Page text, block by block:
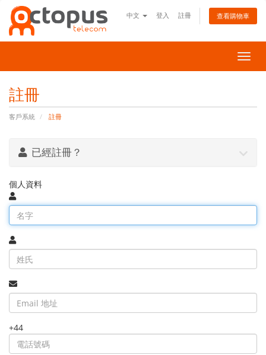
中文 登入 註冊 查看購物車
切
換
註冊
客戶系統 註冊
已經註冊？
個人資料
+44